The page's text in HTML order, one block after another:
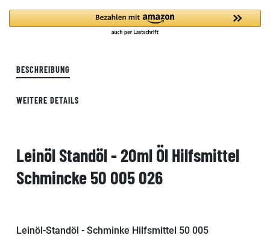
BESCHREIBUNG
WEITERE DETAILS
Leinöl Standöl - 20ml Öl Hilfsmittel
Schmincke 50 005 026
Leinöl-Standöl - Schminke Hilfsmittel 50 005